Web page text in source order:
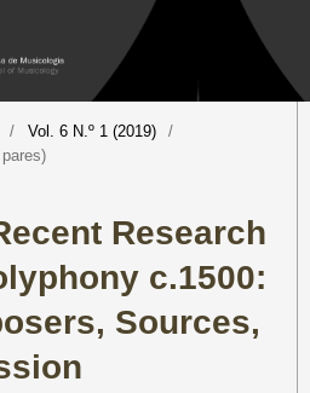
/ Vol. 6 N.º 1 (2019)
/
Research
c.1500:
Sources,